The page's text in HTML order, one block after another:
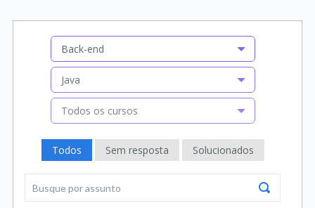
Back-end
Java
Todos os cursos
Todos Sem resposta Solucionados